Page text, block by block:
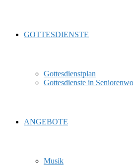
GOTTESDIENSTE
Gottesdienstplan
Gottesdienste in
ANGEBOTE
Musik